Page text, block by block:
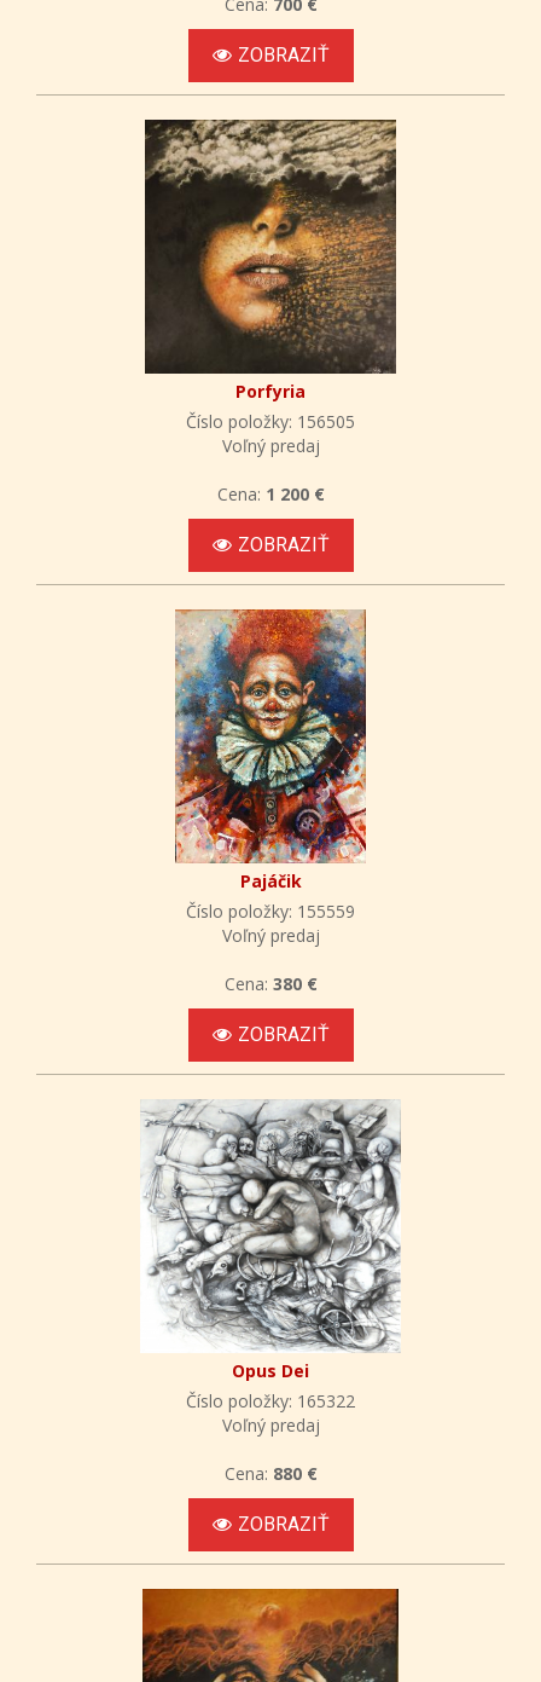
Cena: 700 €
ZOBRAZIŤ
Porfyria
Číslo položky: 156505
Voľný predaj
Cena: 1 200 €
ZOBRAZIŤ
Pajáčik
Číslo položky: 155559
Voľný predaj
Cena: 380 €
ZOBRAZIŤ
Opus Dei
Číslo položky: 165322
Voľný predaj
Cena: 880 €
ZOBRAZIŤ